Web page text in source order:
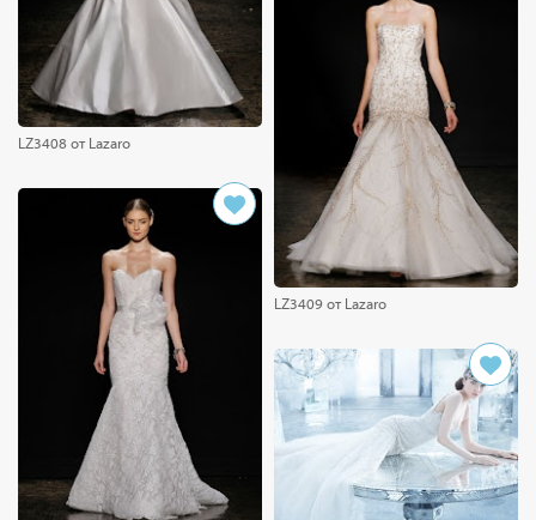
LZ3408 от Lazaro
LZ3409 от Lazaro